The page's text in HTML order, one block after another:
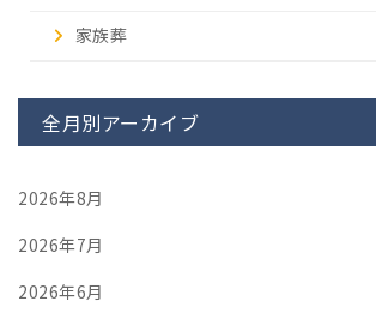
家族葬
全月別アーカイブ
2026年8月
2026年7月
2026年6月